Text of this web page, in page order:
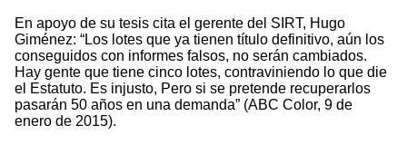
En apoyo de su tesis cita el gerente del SIRT, Hugo
Giménez: “Los lotes que ya tienen título definitivo, aún los
conseguidos con informes falsos, no serán cambiados.
Hay gente que tiene cinco lotes, contraviniendo lo que die
el Estatuto. Es injusto, Pero si se pretende recuperarlos
pasarán 50 años en una demanda” (ABC Color, 9 de
enero de 2015).